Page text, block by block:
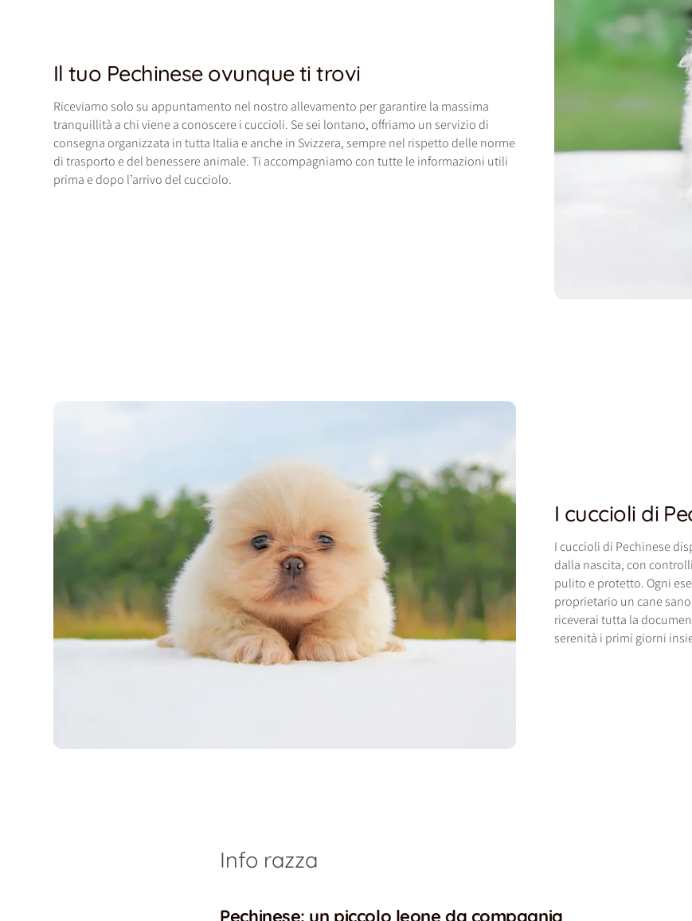
Il tuo Pechinese ovunque ti trovi
Riceviamo solo su appuntamento nel nostro allevamento per garantire la massima
tranquillità a chi viene a conoscere i cuccioli. Se sei lontano, offriamo un servizio di
consegna organizzata in tutta Italia e anche in Svizzera, sempre nel rispetto delle norme
di trasporto e del benessere animale. Ti accompagniamo con tutte le informazioni utili
prima e dopo l’arrivo del cucciolo.
I cuccioli di
I cuccioli di Pechinese
dalla nascita, con
pulito e protetto. Ogni
proprietario un cane
riceverai tutta la
serenità i primi giorni
Info razza
Pechinese: un piccolo leone da compagnia